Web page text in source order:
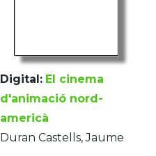
Digital: El cinema
d'animació nord-
americà
Duran Castells, Jaume